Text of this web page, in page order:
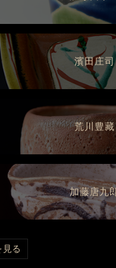
濱田庄司
荒川豊藏
加藤唐九
る